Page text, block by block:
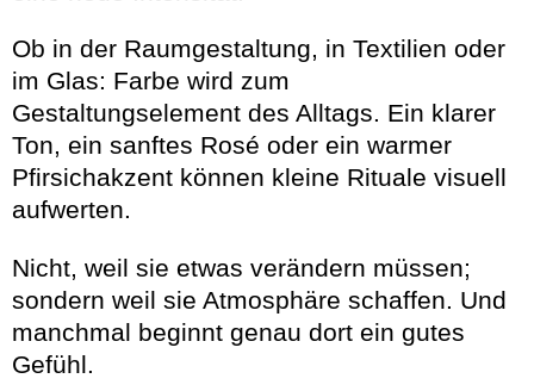
Ob in der Raumgestaltung, in Textilien oder
im Glas: Farbe wird zum
Gestaltungselement des Alltags. Ein klarer
Ton, ein sanftes Rosé oder ein warmer
Pfirsichakzent können kleine Rituale visuell
aufwerten.
Nicht, weil sie etwas verändern müssen;
sondern weil sie Atmosphäre schaffen. Und
manchmal beginnt genau dort ein gutes
Gefühl.